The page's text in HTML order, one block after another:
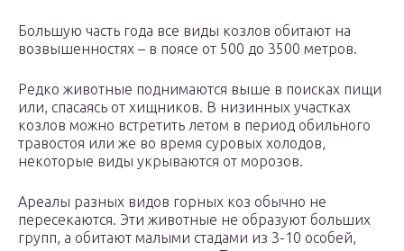
Большую часть года все виды козлов обитают на
возвышенностях – в поясе от 500 до 3500 метров.
Редко животные поднимаются выше в поисках пищи
или, спасаясь от хищников. В низинных участках
козлов можно встретить летом в период обильного
травостоя или же во время суровых холодов,
некоторые виды укрываются от морозов.
Ареалы разных видов горных коз обычно не
пересекаются. Эти животные не образуют больших
групп, а обитают малыми стадами из 3-10 особей,